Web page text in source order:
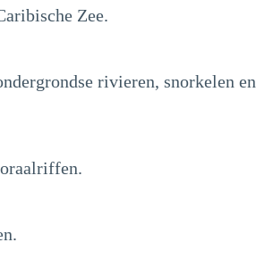
Zee.
rivieren, snorkelen en